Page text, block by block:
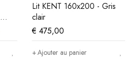
Lit KENT 160x200 - Gris
clair
€ 475,00
Ajouter au panier